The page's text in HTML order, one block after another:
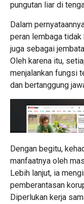
pungutan liar di
Dalam
peran lembaga
juga sebagai
Oleh karena itu,
menjalankan fungsi
dan bertanggung
Dengan begitu,
manfaatnya oleh
Lebih lanjut, ia
pemberantasan
Diperlukan kerja